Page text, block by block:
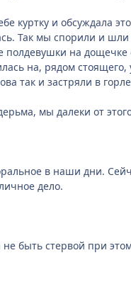
куртку и обсуждала
Так мы спорили и
полдевушки на дощечке
на, рядом
так и застряли в
мы далеки от
в наши дни.
дело.
быть стервой при